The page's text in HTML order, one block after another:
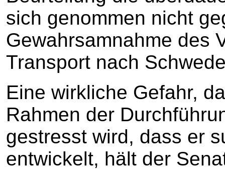
sich genommen nicht
Gewahrsamnahme des
Transport nach
Eine wirkliche Gefahr,
Rahmen der
gestresst wird, dass er
entwickelt, hält der